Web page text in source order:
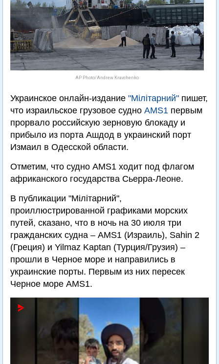
AP Photo/Andrew Kravchenko
Украинское онлайн-издание "Мілітарний" пишет,
что израильское грузовое судно AMS1 первым
прорвало российскую зерновую блокаду и
прибыло из порта Ашдод в украинский порт
Измаил в Одесской области.
Отметим, что судно AMS1 ходит под флагом
африканского государства Сьерра-Леоне.
В публикации "Мілітарний",
проиллюстрированной графиками морских
путей, сказано, что в ночь на 30 июля три
гражданских судна – AMS1 (Израиль), Sahin 2
(Греция) и Yilmaz Kaptan (Турция/Грузия) –
прошли в Черное море и направились в
украинские порты. Первым из них пересек
Черное море AMS1.